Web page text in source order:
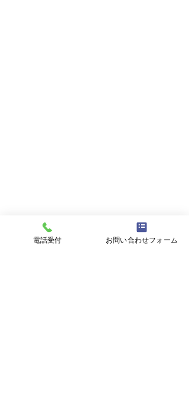
電話受付 お問い合わせフォーム